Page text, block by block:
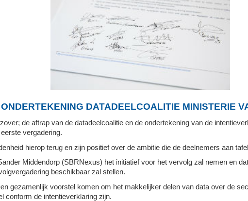
ONDERTEKENING DATADEELCOALITIE MINISTERIE
de aftrap van de datadeelcoalitie en de ondertekening van de
vergadering.
hierop terug en zijn positief over de ambitie die de deelnemers aan
Middendorp (SBRNexus) het initiatief voor het vervolg zal nemen en
beschikbaar zal stellen.
gezamenlijk voorstel komen om het makkelijker delen van data over de
conform de intentieverklaring zijn.